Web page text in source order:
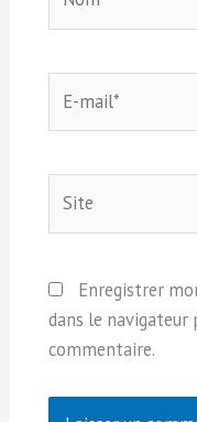
mail*
Enregistrer
dans le navigateur
commentaire.